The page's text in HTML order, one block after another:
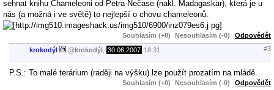
sehnat knihu Chameleoni od Petra Nečase (nakl. Madagaskar), která je u
nás (a možná i ve světě) to nejlepší o chovu chameleonů.
Souhlasím (+0) Nesouhlasím (-0) Odpovědět
krokodýl @krokodýl 30.06.2007 18:31 #3
P.S.: To malé terárium (raději na výšku) lze použít prozatím na mládě.
Souhlasím (+0) Nesouhlasím (-0) Odpovědět